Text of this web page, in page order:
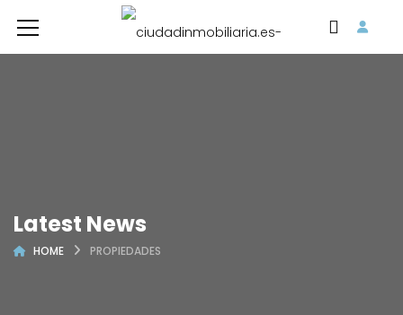
Latest News
HOME PROPIEDADES